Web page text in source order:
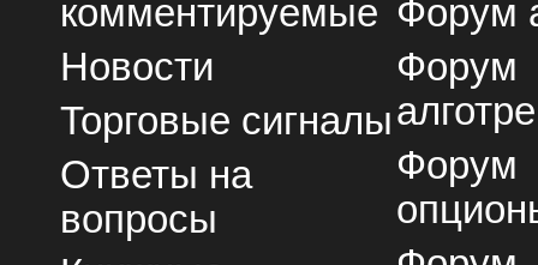
комментируемые
Новости
Торговые сигналы
Ответы на
вопросы
Форум
Форум
Форум